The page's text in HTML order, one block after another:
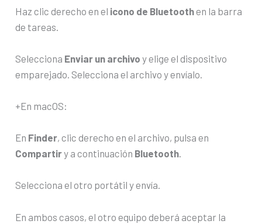
Haz clic derecho en el icono de Bluetooth en la barra
de tareas.
Selecciona Enviar un archivo y elige el dispositivo
emparejado. Selecciona el archivo y envíalo.
+En macOS:
En Finder, clic derecho en el archivo, pulsa en
Compartiry a continuación Bluetooth.
Selecciona el otro portátil y envía.
En ambos casos, el otro equipo deberá aceptar la